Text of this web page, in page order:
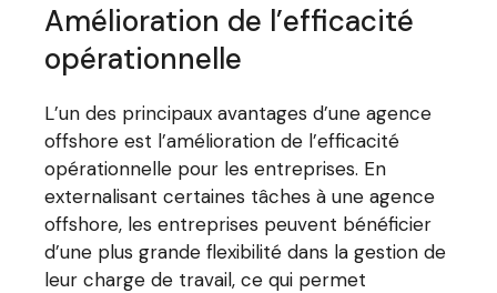
Amélioration de l’efficacité
opérationnelle
L’un des principaux avantages d’une agence
offshore est l’amélioration de l’efficacité
opérationnelle pour les entreprises. En
externalisant certaines tâches à une agence
offshore, les entreprises peuvent bénéficier
d’une plus grande flexibilité dans la gestion de
leur charge de travail, ce qui permet